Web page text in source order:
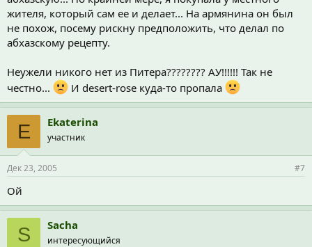
жителя, который сам ее и делает... На армянина он был
не похож, посему рискну предположить, что делал по
абхазскому рецепту.
Неужели никого нет из Питера???????? АУ!!!!!! Так не
честно...
И desert-rose куда-то пропала
E Ekaterina
участник
Дек 23, 2005 #7
Ой
S Sacha
интересующийся